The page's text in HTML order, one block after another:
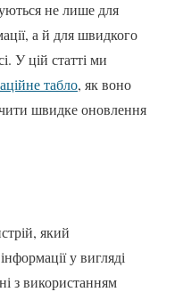
не лише для
а й для швидкого
У цій статті ми
табло, як воно
швидке оновлення
який
у вигляді
з використанням